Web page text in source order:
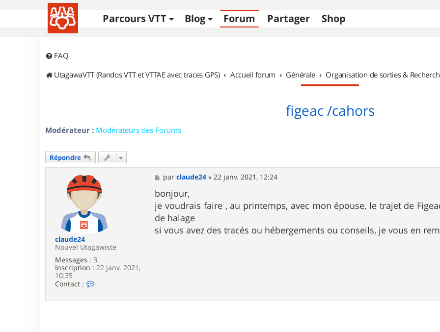
Parcours VTT Blog Forum Partager Shop
FAQ
UtagawaVTT (Randos VTT et VTTAE avec traces GPS)
Accueil forum Générale Organisation de sorties &
figeac /cahors
Modérateur : Modérateurs des Forums
Répondre
claude24
Nouvel Utagawiste
Messages : 3
Inscription : 22 janv. 2021,
10:35
Contact :
M
e
s
s
a
g
e
parclaude24 »22 janv. 2021, 12:24
bonjour,
je voudrais faire , au printemps, avec mon épouse, le trajet de
de halage
si vous avez des tracés ou hébergements ou conseils, je vous en